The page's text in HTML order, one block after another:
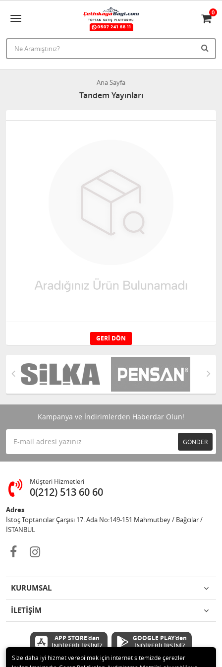
0
Ana Sayfa
Tandem Yayınları
GERI DÖN
Kampanya ve İndirimlerden Haberdar Olun!
GÖNDER
Müşteri Hizmetleri
0(212) 513 60 60
Adres
İstoç Toptancılar Çarşısı 17. Ada No:149-151 Mahmutbey / Bağcılar /
İSTANBUL
KURUMSAL
İLETİŞİM
APP STORE'dan
İNDİREBİLİRSİNİZ
GOOGLE PLAY'den
İNDİREBİLİRSİNİZ
Size daha iyi hizmet verebilmek için internet sitemizde çerezler